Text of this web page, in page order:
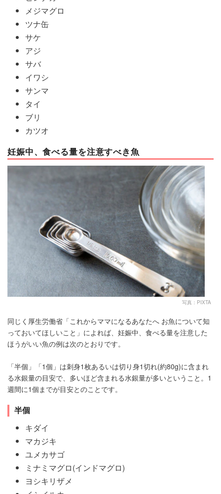
メジマグロ
ツナ缶
サケ
アジ
サバ
イワシ
サンマ
タイ
ブリ
カツオ
妊娠中、食べる量を注意すべき魚
写真：PIXTA
同じく厚生労働省「これからママになるあなたへ お魚について知
っておいてほしいこと」によれば、妊娠中、食べる量を注意した
ほうがいい魚の例は次のとおりです。
「半個」「1個」は刺身1枚あるいは切り身1切れ(約80g)に含まれ
る水銀量の目安で、多いほど含まれる水銀量が多いということ。1
週間に1個までが目安とのことです。
半個
キダイ
マカジキ
ユメカサゴ
ミナミマグロ(インドマグロ)
ヨシキリザメ